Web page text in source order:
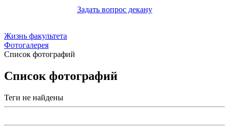
Задать вопрос декану
Жизнь факультета
Фотогалерея
Список фотографий
Список фотографий
Теги не найдены